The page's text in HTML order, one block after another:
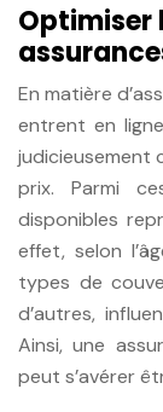
Optimiser
En matière
entrent en
judicieusement
prix. Parmi
disponibles
effet, selon
types de
d’autres,
Ainsi, une
peut s’avérer